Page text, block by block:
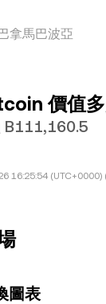
拿馬巴波亞
價值
B111,160.5
16:25:54
圖表